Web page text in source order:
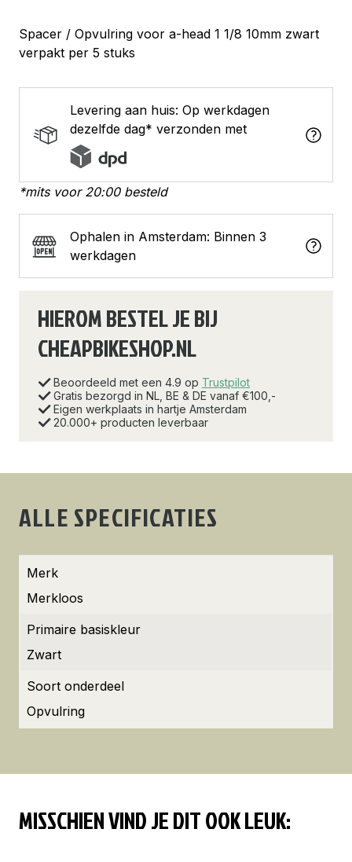
1/8
10mm
zwart
Spacer / Opvulring voor a-head 1 1/8 10mm zwart
verpakt per 5 stuks
Levering aan huis: Op werkdagen
dezelfde dag* verzonden met
*mits voor 20:00 besteld
Ophalen in Amsterdam: Binnen 3
werkdagen
HIEROM BESTEL JE BIJ
CHEAPBIKESHOP.NL
Beoordeeld met een 4.9 op Trustpilot
Gratis bezorgd in NL, BE & DE vanaf €100,-
Eigen werkplaats in hartje Amsterdam
20.000+ producten leverbaar
ALLE SPECIFICATIES
Merk
Merkloos
Primaire basiskleur
Zwart
Soort onderdeel
Opvulring
MISSCHIEN VIND JE DIT OOK LEUK: